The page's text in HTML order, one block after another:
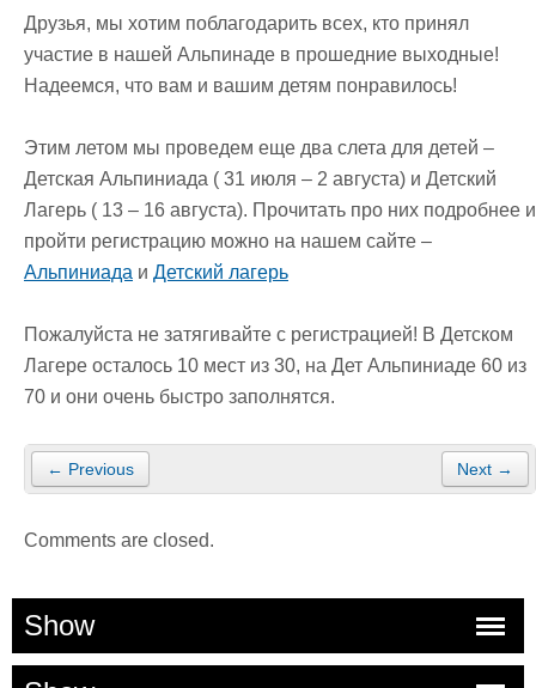
Друзья, мы хотим поблагодарить всех, кто принял
участие в нашей Альпинаде в прошедние выходные!
Надеемся, что вам и вашим детям понравилось!
Этим летом мы проведем еще два слета для детей –
Детская Альпиниада ( 31 июля – 2 августа) и Детский
Лагерь ( 13 – 16 августа). Прочитать про них подробнее и
пройти регистрацию можно на нашем сайте –
Альпиниада и Детский лагерь
Пожалуйста не затягивайте с регистрацией! В Детском
Лагере осталось 10 мест из 30, на Дет Альпиниаде 60 из
70 и они очень быстро заполнятся.
← Previous Next →
Comments are closed.
Show